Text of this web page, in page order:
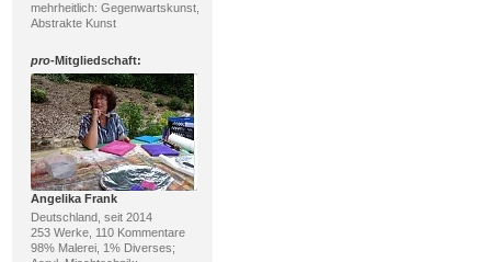
mehrheitlich: Gegenwartskunst,
Abstrakte Kunst
pro-Mitgliedschaft:
Angelika Frank
Deutschland, seit 2014
253 Werke, 110 Kommentare
98% Malerei, 1% Diverses;